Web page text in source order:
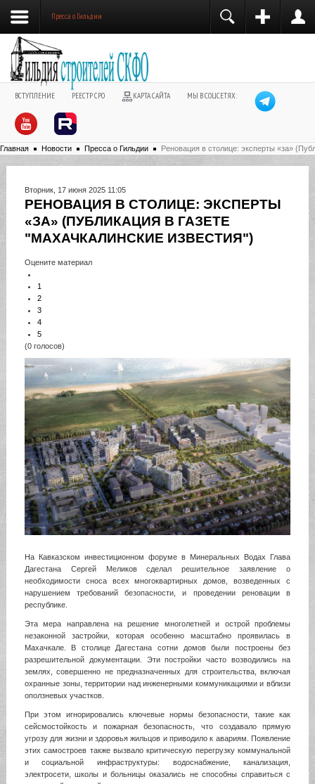
Пресса о Гильдии
ВСТУПЛЕНИЕ РЕЕСТР СРО КАРТА САЙТА МЫ В СОЦСЕТЯХ:
Главная Новости Пресса о Гильдии Реновация в столице: эксперты «за»
Вторник, 17 июня 2025 11:05
РЕНОВАЦИЯ В СТОЛИЦЕ: ЭКСПЕРТЫ
«ЗА» (ПУБЛИКАЦИЯ В ГАЗЕТЕ
"МАХАЧКАЛИНСКИЕ ИЗВЕСТИЯ")
Оцените материал
1
2
3
4
5
(0 голосов)
На Кавказском инвестиционном форуме в Минеральных Водах Глава
Дагестана Сергей Меликов сделал решительное заявление о
необходимости сноса всех многоквартирных домов, возведенных с
нарушением требований безопасности, и проведении реновации в
республике.
Эта мера направлена на решение многолетней и острой проблемы
незаконной застройки, которая особенно масштабно проявилась в
Махачкале. В столице Дагестана сотни домов были построены без
разрешительной документации. Эти постройки часто возводились на
землях, совершенно не предназначенных для строительства, включая
охранные зоны, территории над инженерными коммуникациями и вблизи
оползневых участков.
При этом игнорировались ключевые нормы безопасности, такие как
сейсмостойкость и пожарная безопасность, что создавало прямую
угрозу для жизни и здоровья жильцов и приводило к авариям. Появление
этих самостроев также вызвало критическую перегрузку коммунальной
и социальной инфраструктуры: водоснабжение, канализация,
электросети, школы и больницы оказались не способны справиться с